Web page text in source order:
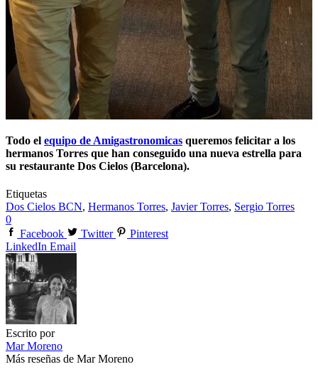
Todo el equipo de Amigastronomicas queremos felicitar a los
hermanos Torres que han conseguido una nueva estrella para
su restaurante Dos Cielos (Barcelona).
Etiquetas
Dos Cielos BCN, Hermanos Torres, Javier Torres, Sergio Torres
0
Facebook
Twitter
Pinterest
LinkedIn Email
Escrito por
Mar Moreno
Más reseñas de Mar Moreno